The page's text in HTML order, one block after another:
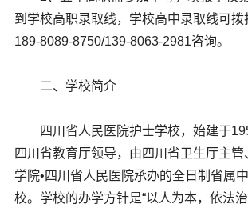
到学校高职录取线，学校高中录取线可拨
189-8089-8750/139-8063-2981咨询。
二、学校简介
四川省人民医院护士学校，始建于
四川省教育厅领导，由四川省卫生厅主
学院•四川省人民医院承办的全日制省属
校。学校的办学方针是“以人为本，依法治